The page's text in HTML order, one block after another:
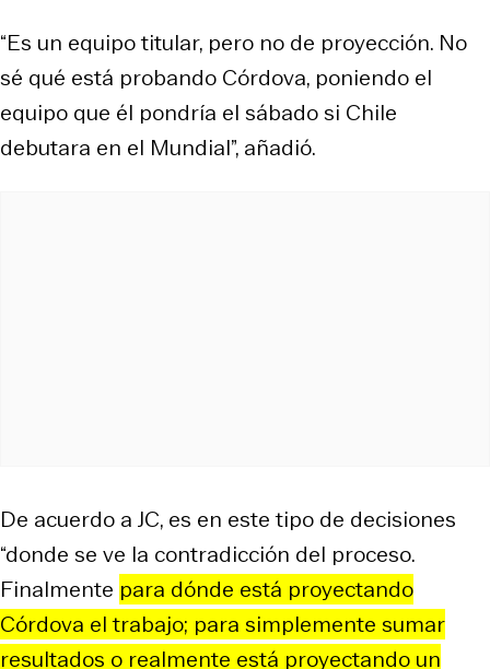
“Es un equipo titular, pero no de proyección. No
sé qué está probando Córdova, poniendo el
equipo que él pondría el sábado si Chile
debutara en el Mundial”, añadió.
De acuerdo a JC, es en este tipo de decisiones
“donde se ve la contradicción del proceso.
Finalmente para dónde está proyectando
Córdova el trabajo; para simplemente sumar
resultados o realmente está proyectando un